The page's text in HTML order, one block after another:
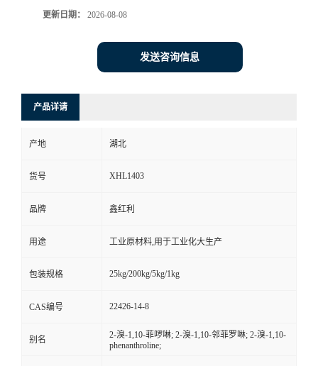
更新日期： 2026-08-08
发送咨询信息
产品详请
产地 湖北
货号 XHL1403
品牌 鑫红利
用途 工业原材料,用于工业化大生产
包装规格 25kg/200kg/5kg/1kg
CAS编号 22426-14-8
别名
2-溴-1,10-菲啰啉; 2-溴-1,10-邻菲罗啉; 2-溴-1,10-
phenanthroline;